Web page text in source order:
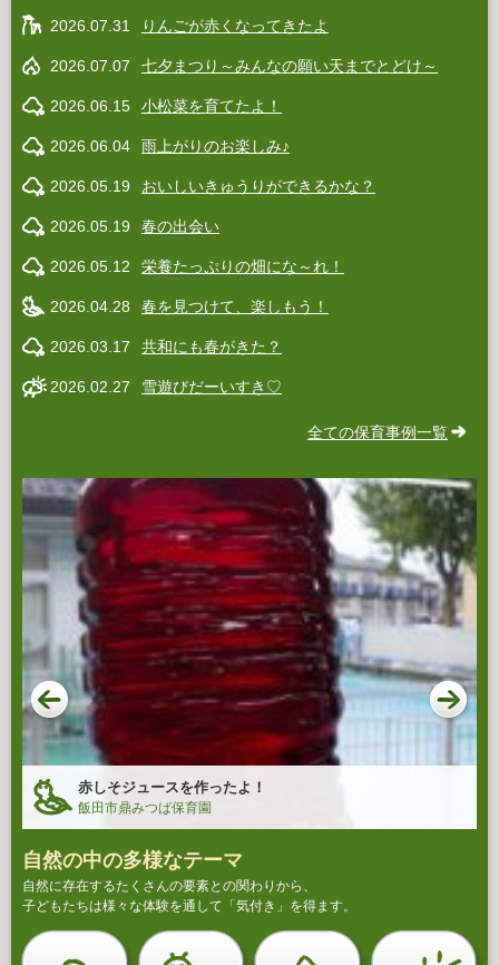
2026.07.31 りんごが赤くなってきたよ
2026.07.07 七夕まつり～みんなの願い天までとどけ～
2026.06.15 小松菜を育てたよ！
2026.06.04 雨上がりのお楽しみ♪
2026.05.19 おいしいきゅうりができるかな？
2026.05.19 春の出会い
2026.05.12 栄養たっぷりの畑にな～れ！
2026.04.28 春を見つけて、楽しもう！
2026.03.17 共和にも春がきた？
2026.02.27 雪遊びだーいすき♡
全ての保育事例一覧
赤しそジュースを作ったよ！
飯田市鼎みつば保育園
自然の中の多様なテーマ
自然に存在するたくさんの要素との関わりから、
子どもたちは様々な体験を通して「気付き」を得ます。